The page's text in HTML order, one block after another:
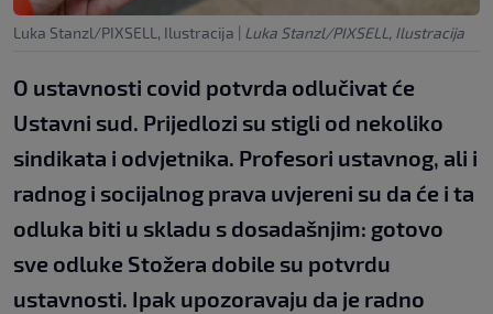
Luka Stanzl/PIXSELL, Ilustracija | Luka Stanzl/PIXSELL, Ilustracija
O ustavnosti covid potvrda odlučivat će
Ustavni sud. Prijedlozi su stigli od nekoliko
sindikata i odvjetnika. Profesori ustavnog, ali i
radnog i socijalnog prava uvjereni su da će i ta
odluka biti u skladu s dosadašnjim: gotovo
sve odluke Stožera dobile su potvrdu
ustavnosti. Ipak upozoravaju da je radno